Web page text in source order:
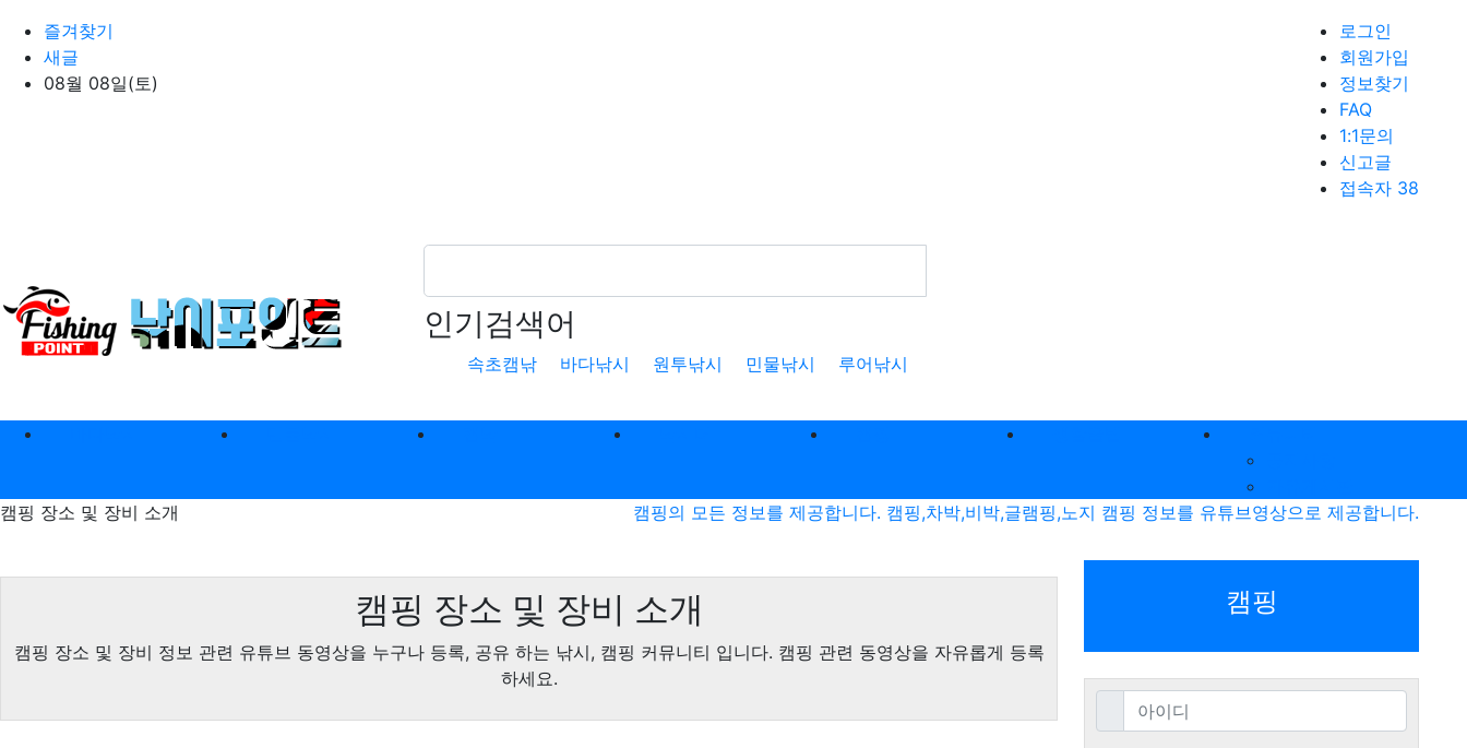
상단 네비
즐겨찾기
새글
08월 08일(토)
로그인
회원가입
정보찾기
FAQ
1:1문의
신고글
접속자 38
인기검색어
속초캠낚 바다낚시 원투낚시 민물낚시 루어낚시
메인 메뉴
캠핑 장소 및 장비 소개
캠핑의 모든 정보를 제공합니다. 캠핑,차박,비박,글램핑,노지 캠핑 정보를 유튜브영상으로 제공합니다.
캠핑 장소 및 장비 소개
캠핑 장소 및 장비 정보 관련 유튜브 동영상을 누구나 등록, 공유 하는 낚시, 캠핑 커뮤니티 입니다. 캠핑 관련 동영상을 자유롭게 등록
하세요.
캠핑
아이디필수